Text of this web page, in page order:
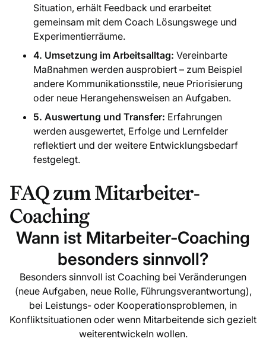
Situation, erhält Feedback und erarbeitet
gemeinsam mit dem Coach Lösungswege und
Experimentierräume.
4. Umsetzung im Arbeitsalltag: Vereinbarte
Maßnahmen werden ausprobiert – zum Beispiel
andere Kommunikationsstile, neue Priorisierung
oder neue Herangehensweisen an Aufgaben.
5. Auswertung und Transfer: Erfahrungen
werden ausgewertet, Erfolge und Lernfelder
reflektiert und der weitere Entwicklungsbedarf
festgelegt.
FAQ zum Mitarbeiter-
Coaching
Wann ist Mitarbeiter-Coaching
besonders sinnvoll?
Besonders sinnvoll ist Coaching bei Veränderungen
(neue Aufgaben, neue Rolle, Führungsverantwortung),
bei Leistungs- oder Kooperationsproblemen, in
Konfliktsituationen oder wenn Mitarbeitende sich gezielt
weiterentwickeln wollen.